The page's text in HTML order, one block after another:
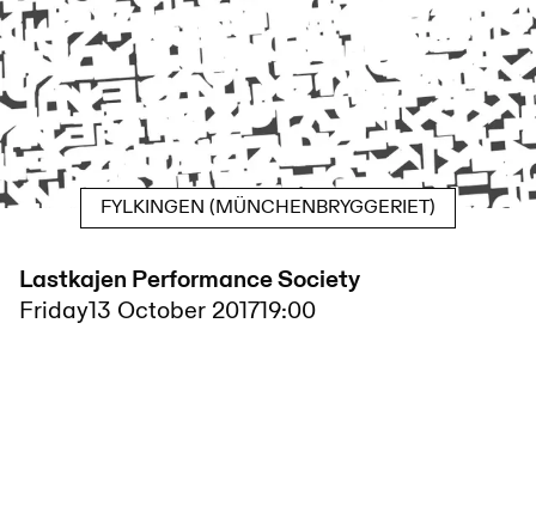
FYLKINGEN (MÜNCHENBRYGGERIET)
Lastkajen Performance Society
Friday13 October 201719:00